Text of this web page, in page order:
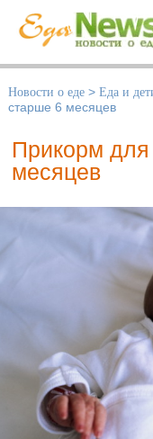
Новости о еде > Еда и
старше 6 месяцев
Прикорм
месяцев